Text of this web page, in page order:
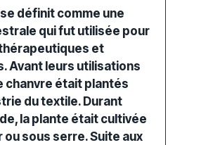
se définit comme une
qui fut utilisée pour
et
. Avant leurs utilisations
chanvre était plantés
dutextile. Durant
la plante était cultivée
ou sous serre. Suite aux